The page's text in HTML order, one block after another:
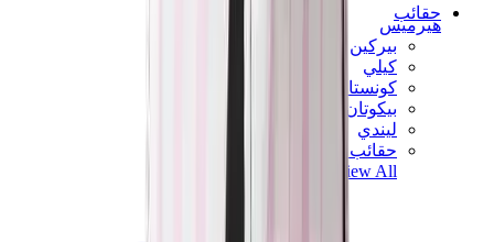
حقائب
هيرميس
بيركين
كيلي
كونستانس
بيكوتان
ليندي
حقائب هيرميس للرجال
View All